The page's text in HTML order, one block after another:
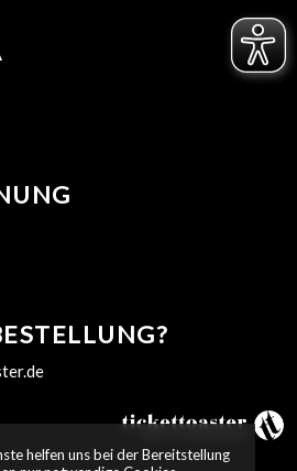
helfen uns bei der Bereitstellung